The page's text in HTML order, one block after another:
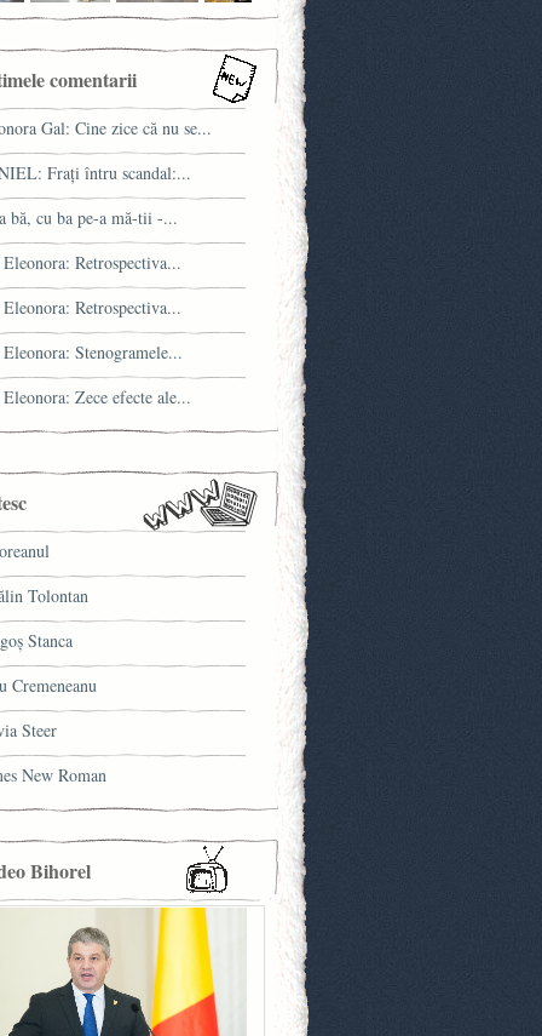
comentarii
Gal: Cine zice că nu se...
Fraţi întru scandal:...
bă, cu ba pe-a mă-tii -...
Retrospectiva...
Retrospectiva...
Stenogramele...
Zece efecte ale...
Tolontan
Stanca
Cremeneanu
Steer
New Roman
Bihorel